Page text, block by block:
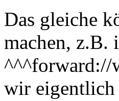
Das gleiche
machen, z.B.
^^^forward://
wir eigentlich